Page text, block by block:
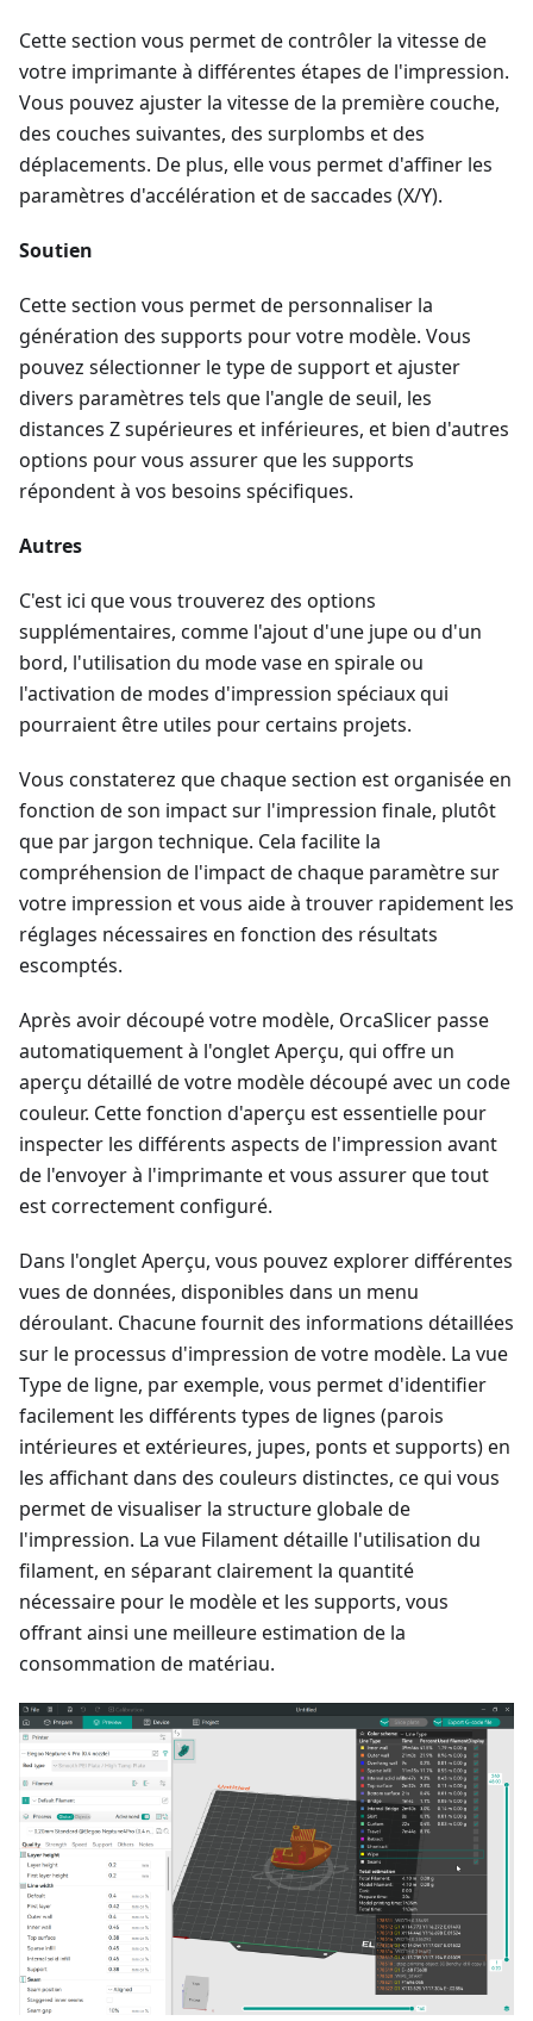
Cette section vous permet de contrôler la vitesse de
votre imprimante à différentes étapes de l'impression.
Vous pouvez ajuster la vitesse de la première couche,
des couches suivantes, des surplombs et des
déplacements. De plus, elle vous permet d'affiner les
paramètres d'accélération et de saccades (X/Y).
Soutien
Cette section vous permet de personnaliser la
génération des supports pour votre modèle. Vous
pouvez sélectionner le type de support et ajuster
divers paramètres tels que l'angle de seuil, les
distances Z supérieures et inférieures, et bien d'autres
options pour vous assurer que les supports
répondent à vos besoins spécifiques.
Autres
C'est ici que vous trouverez des options
supplémentaires, comme l'ajout d'une jupe ou d'un
bord, l'utilisation du mode vase en spirale ou
l'activation de modes d'impression spéciaux qui
pourraient être utiles pour certains projets.
Vous constaterez que chaque section est organisée en
fonction de son impact sur l'impression finale, plutôt
que par jargon technique. Cela facilite la
compréhension de l'impact de chaque paramètre sur
votre impression et vous aide à trouver rapidement les
réglages nécessaires en fonction des résultats
escomptés.
Après avoir découpé votre modèle, OrcaSlicer passe
automatiquement à l'onglet Aperçu, qui offre un
aperçu détaillé de votre modèle découpé avec un code
couleur. Cette fonction d'aperçu est essentielle pour
inspecter les différents aspects de l'impression avant
de l'envoyer à l'imprimante et vous assurer que tout
est correctement configuré.
Dans l'onglet Aperçu, vous pouvez explorer différentes
vues de données, disponibles dans un menu
déroulant. Chacune fournit des informations détaillées
sur le processus d'impression de votre modèle. La vue
Type de ligne, par exemple, vous permet d'identifier
facilement les différents types de lignes (parois
intérieures et extérieures, jupes, ponts et supports) en
les affichant dans des couleurs distinctes, ce qui vous
permet de visualiser la structure globale de
l'impression. La vue Filament détaille l'utilisation du
filament, en séparant clairement la quantité
nécessaire pour le modèle et les supports, vous
offrant ainsi une meilleure estimation de la
consommation de matériau.